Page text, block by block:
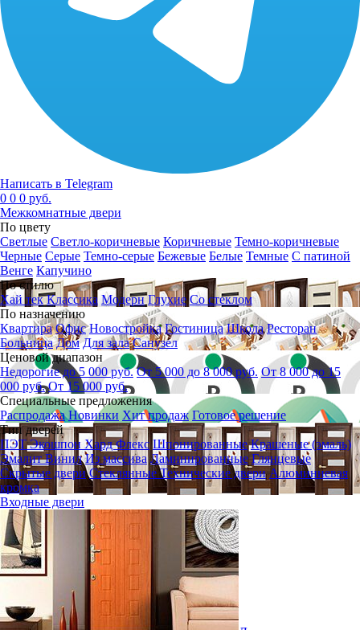
Написать в Telegram
0 0 0 руб.
Межкомнатные двери
По цвету
Светлые Светло-коричневые Коричневые Темно-коричневые
Черные Серые Темно-серые Бежевые Белые Темные С патиной
Венге Капучино
По стилю
Хай тек Классика Модерн Глухие Со стеклом
По назначению
Квартира Офис Новостройка Гостиница Школа Ресторан
Больница Дом Для зала Санузел
Ценовой диапазон
Недорогие до 5 000 руб. От 5 000 до 8 000 руб. От 8 000 до 15
000 руб. От 15 000 руб.
Специальные предложения
Распродажа Новинки Хит продаж Готовое решение
Тип дверей
ПЭТЭкошпон Хард Флекс Шпонированные Крашеные (эмаль)
ЭмалитВинил Из массива Ламинированные Глянцевые
Скрытые двери СтеклянныеТехнические двери Алюминиевая
кромка
Входные двери